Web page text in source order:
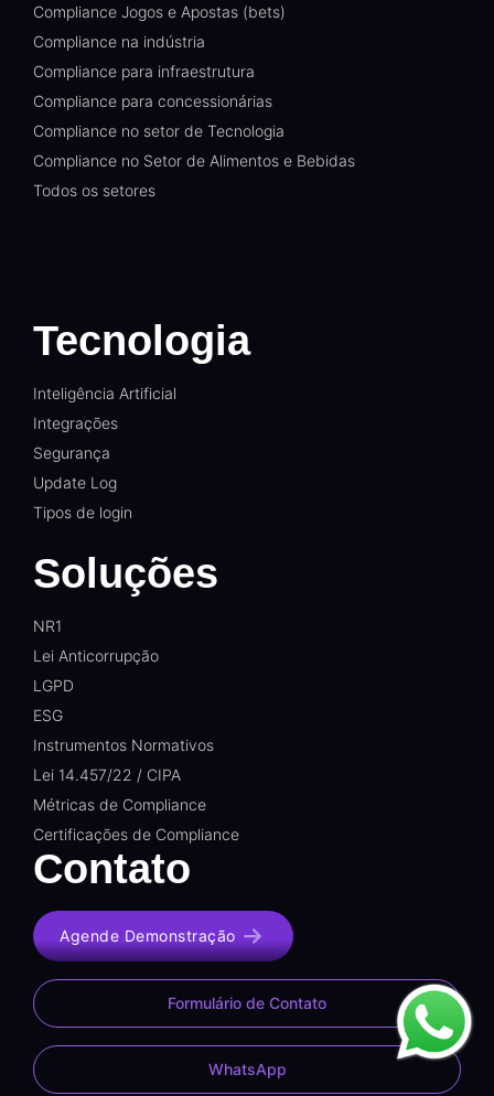
Compliance Jogos e Apostas (bets)
Compliance na indústria
Compliance para infraestrutura
Compliance para concessionárias
Compliance no setor de Tecnologia
Compliance no Setor de Alimentos e Bebidas
Todos os setores
Tecnologia
Inteligência Artificial
Integrações
Segurança
Update Log
Tipos de login
Soluções
NR1
Lei Anticorrupção
LGPD
ESG
Instrumentos Normativos
Lei 14.457/22 / CIPA
Métricas de Compliance
Certificações de Compliance
Contato
Agende Demonstração
Formulário de Contato
WhatsApp